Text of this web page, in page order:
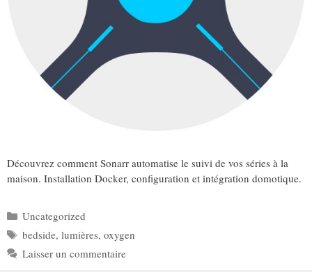
Découvrez comment Sonarr automatise le suivi de vos séries à la
maison. Installation Docker, configuration et intégration domotique.
Catégories
Uncategorized
Étiquettes
bedside, lumières, oxygen
Laisser un commentaire